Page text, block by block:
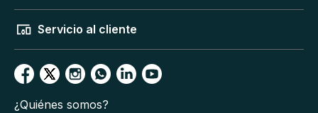
Servicio al cliente
¿Quiénes somos?